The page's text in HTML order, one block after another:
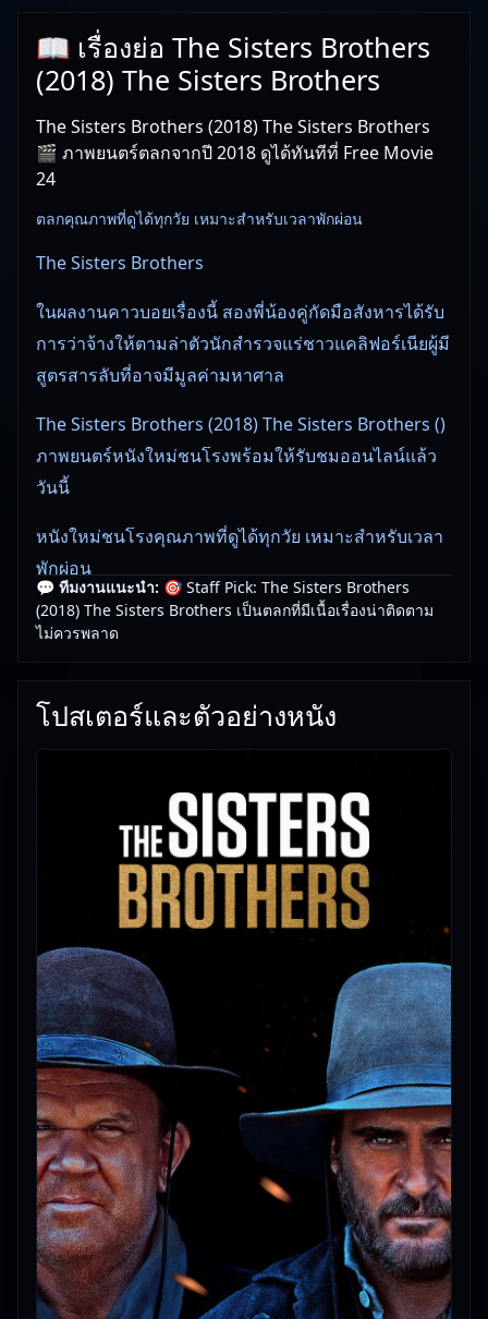
📖 เรื่องย่อ The Sisters Brothers
(2018) The Sisters Brothers
The Sisters Brothers (2018) The Sisters Brothers
🎬 ภาพยนตร์ตลกจากปี 2018 ดูได้ทันทีที่ Free Movie
24
ตลกคุณภาพที่ดูได้ทุกวัย เหมาะสำหรับเวลาพักผ่อน
The Sisters Brothers
ในผลงานคาวบอยเรื่องนี้ สองพี่น้องคู่กัดมือสังหารได้รับ
การว่าจ้างให้ตามล่าตัวนักสำรวจแร่ชาวแคลิฟอร์เนียผู้มี
สูตรสารลับที่อาจมีมูลค่ามหาศาล
The Sisters Brothers (2018) The Sisters Brothers ()
ภาพยนตร์หนังใหม่ชนโรงพร้อมให้รับชมออนไลน์แล้ว
วันนี้
หนังใหม่ชนโรงคุณภาพที่ดูได้ทุกวัย เหมาะสำหรับเวลา
พักผ่อน
👀 ทีมงานแนะนำ: The Sisters Brothers (2018) The
🎥 อัปเดตโดยทีมงาน Free Movie 24
— ตรวจสอบล่าสุด:
22/06/2026 | เกี่ยวกับเรา
💬 ทีมงานแนะนำ: 🎯 Staff Pick: The Sisters Brothers
(2018) The Sisters Brothers เป็นตลกที่มีเนื้อเรื่องน่าติดตาม
ไม่ควรพลาด
โปสเตอร์และตัวอย่างหนัง